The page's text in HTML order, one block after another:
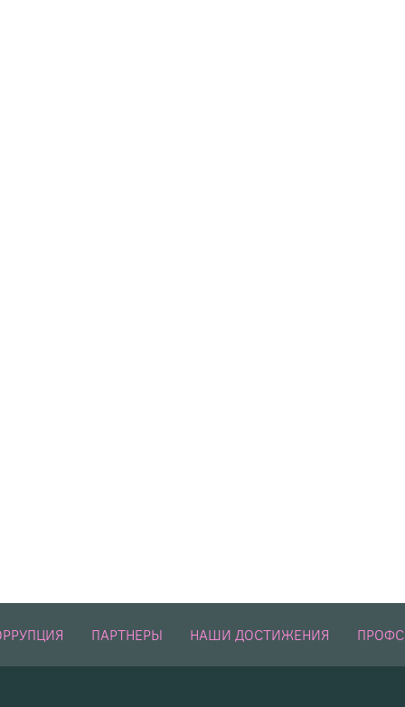
ПАРТНЕРЫ НАШИ ДОСТИЖЕНИЯ